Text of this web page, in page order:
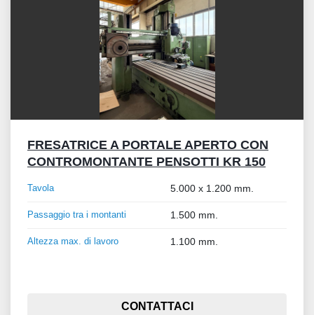
FRESATRICE A PORTALE APERTO CON
CONTROMONTANTE PENSOTTI KR 150
Tavola 5.000 x 1.200 mm.
Passaggio tra i montanti 1.500 mm.
Altezza max. di lavoro 1.100 mm.
CONTATTACI